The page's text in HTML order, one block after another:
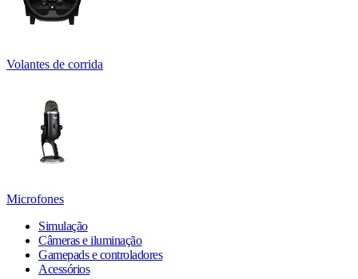
Volantes de corrida
Microfones
Simulação
Câmeras e iluminação
Gamepads e controladores
Acessórios